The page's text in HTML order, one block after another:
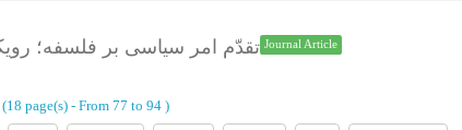
تقدّم امر سیاسی بر فلسفه؛ Journal Article
(‎18 page(s) - From 77 to 94 )